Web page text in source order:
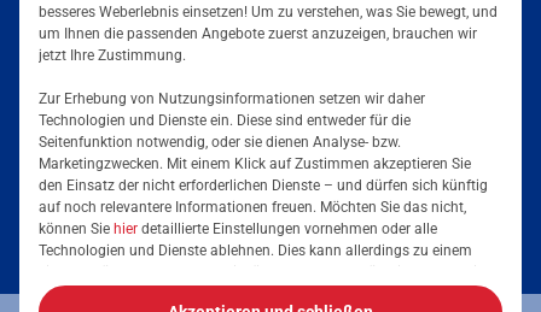
besseres Weberlebnis einsetzen! Um zu verstehen, was Sie bewegt, und
um Ihnen die passenden Angebote zuerst anzuzeigen, brauchen wir
jetzt Ihre Zustimmung.
Zur Erhebung von Nutzungsinformationen setzen wir daher
Technologien und Dienste ein. Diese sind entweder für die
Seitenfunktion notwendig, oder sie dienen Analyse- bzw.
Marketingzwecken. Mit einem Klick auf Zustimmen akzeptieren Sie
den Einsatz der nicht erforderlichen Dienste – und dürfen sich künftig
auf noch relevantere Informationen freuen. Möchten Sie das nicht,
können Sie hier detaillierte Einstellungen vornehmen oder alle
Technologien und Dienste ablehnen. Dies kann allerdings zu einem
jederzeit die volle Kontrolle über Ihre Daten, denn die Auswahl kann
Tarife & Lösungen
Strom für Unternehmen
Erdgas für Unternehmen
Services & Informationen
Podcast